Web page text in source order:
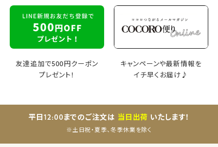
友達追加で500円クーポン
プレゼント！
キャンペーンや最新情報を
イチ早くお届け♪
平日12:00までのご注文は 当日出荷 いたします！
※土日祝・夏季、冬季休業を除く